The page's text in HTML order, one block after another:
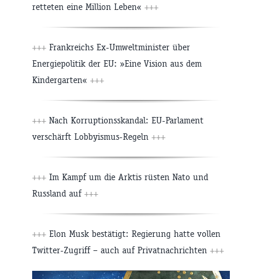
retteten eine Million Leben« +++
+++ Frankreichs Ex-Umweltminister über
Energiepolitik der EU: »Eine Vision aus dem
Kindergarten« +++
+++ Nach Korruptionsskandal: EU-Parlament
verschärft Lobbyismus-Regeln +++
+++ Im Kampf um die Arktis rüsten Nato und
Russland auf +++
+++ Elon Musk bestätigt: Regierung hatte vollen
Twitter-Zugriff – auch auf Privatnachrichten +++